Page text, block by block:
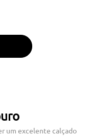
um excelente calçado